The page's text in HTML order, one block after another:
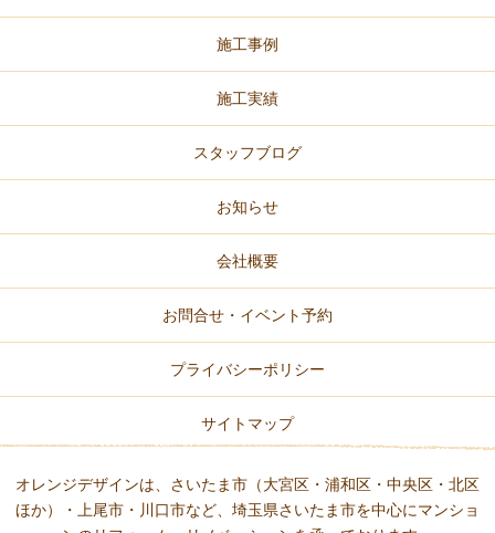
施工事例
施工実績
スタッフブログ
お知らせ
会社概要
お問合せ・イベント予約
プライバシーポリシー
サイトマップ
オレンジデザインは、さいたま市（大宮区・浦和区・中央区・北区
ほか）・上尾市・川口市など、 埼玉県さいたま市を中心にマンショ